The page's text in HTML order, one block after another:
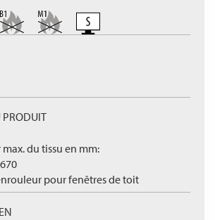
PRODUIT
du tissu en mm:
pour fenêtres de toit